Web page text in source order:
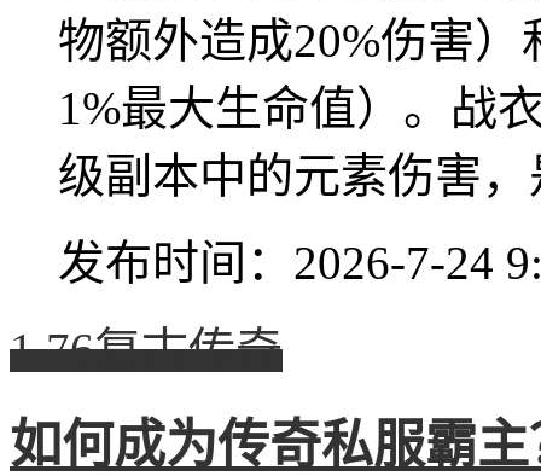
物额外造成20%伤害
1%最大生命值）。战
级副本中的元素伤害
发布时间：2026-7-24
1.76复古传奇
如何成为传奇私服霸